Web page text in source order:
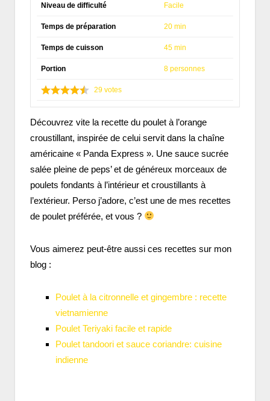
Niveau de difficulté Facile
Temps de préparation 20 min
Temps de cuisson 45 min
Portion 8 personnes
29 votes
Découvrez vite la recette du poulet à l’orange
croustillant, inspirée de celui servit dans la chaîne
américaine « Panda Express ». Une sauce sucrée
salée pleine de peps’ et de généreux morceaux de
poulets fondants à l’intérieur et croustillants à
l’extérieur. Perso j’adore, c’est une de mes recettes
de poulet préférée, et vous ?
Vous aimerez peut-être aussi ces recettes sur mon
blog :
Poulet à la citronnelle et gingembre : recette
vietnamienne
Poulet Teriyaki facile et rapide
Poulet tandoori et sauce coriandre: cuisine
indienne